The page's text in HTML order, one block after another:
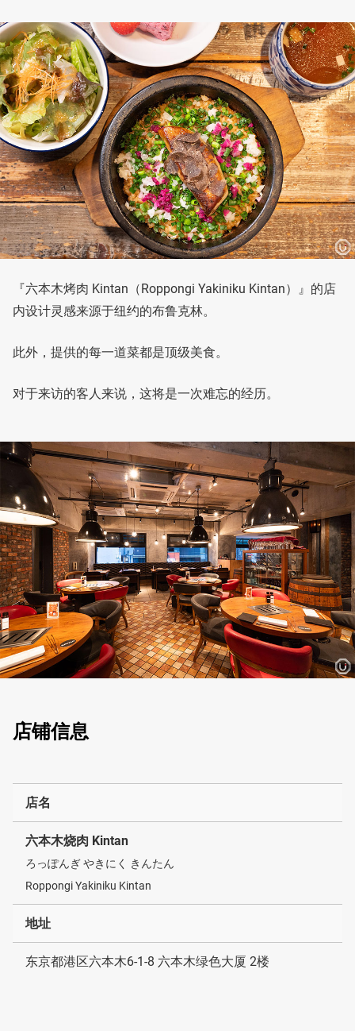
『六本木烤肉 Kintan（Roppongi Yakiniku Kintan）』的店
内设计灵感来源于纽约的布鲁克林。
此外，提供的每一道菜都是顶级美食。
对于来访的客人来说，这将是一次难忘的经历。
店铺信息
店名
六本木烧肉 Kintan
ろっぽんぎ やきにく きんたん
Roppongi Yakiniku Kintan
地址
东京都港区六本木6-1-8 六本木绿色大厦 2楼